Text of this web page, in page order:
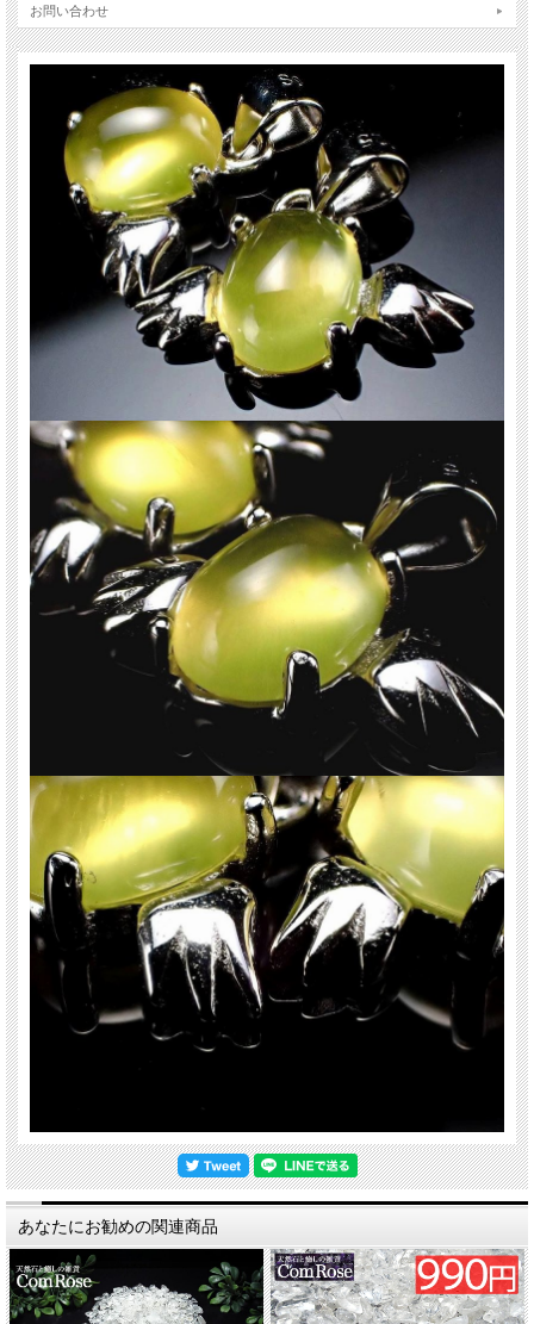
※羽の部分が尖っているものがございます。お取り扱いにご注意ください。
※サイズは目安です。 細かな誤差が出る場合があります。
※天然石ですので細かなカケや凹み、歪な部分やクラックなどがある場合があり
ます。
※天然石商品には色みに個体差があります。 また出来る限り自然な色みになるよ
う撮影を心がけておりますが、お使いのディスプレイ環境によって表示される色
みに差が出る場合があります。 ご了承ください。
関連キーワード
天然石 パワーストーン 海外直輸入 バイヤー厳選 プレゼント ギフト メンズ レデ
ィース 卸し 卸価格 実店舗 ハンドメイド サイズ直し コムローズ comrose
お問い合わせ
あなたにお勧めの関連商品